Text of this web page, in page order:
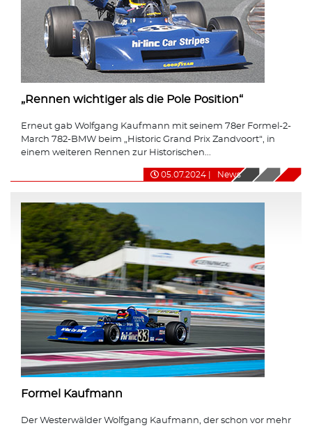
„Rennen wichtiger als die Pole Position“
Erneut gab Wolfgang Kaufmann mit seinem 78er Formel-2-
March 782-BMW beim „Historic Grand Prix Zandvoort“, in
einem weiteren Rennen zur Historischen...
05.07.2024 News
Formel Kaufmann
Der Westerwälder Wolfgang Kaufmann, der schon vor mehr